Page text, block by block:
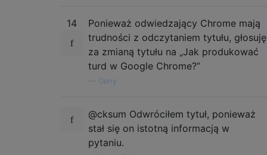
14
Ponieważ odwiedzający Chrome mają
trudności z odczytaniem tytułu, głosuję
za zmianą tytułu na „Jak produkować
turd w Google Chrome?”
Gerry
@cksum Odwróciłem tytuł, ponieważ
stał się on istotną informacją w
pytaniu.